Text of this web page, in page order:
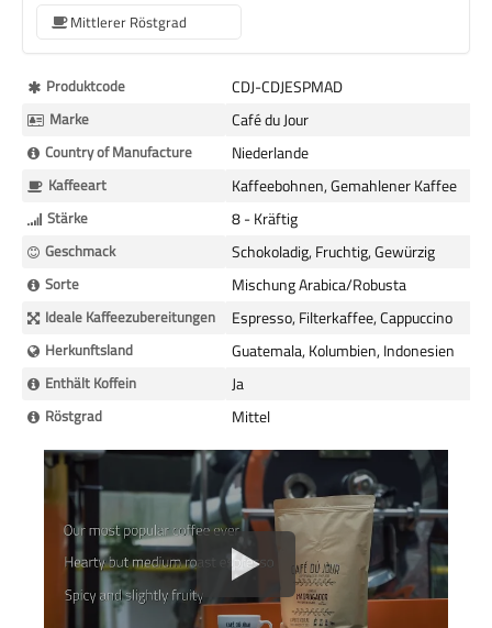
Mittlerer Röstgrad
Mehr
Informationen
Produktcode CDJ-CDJESPMAD
Marke Café du Jour
Country of Manufacture Niederlande
Kaffeeart Kaffeebohnen, Gemahlener Kaffee
Stärke 8 - Kräftig
Geschmack Schokoladig, Fruchtig, Gewürzig
Sorte Mischung Arabica/Robusta
Ideale Kaffeezubereitungen Espresso, Filterkaffee, Cappuccino
Herkunftsland Guatemala, Kolumbien, Indonesien
Enthält Koffein Ja
Röstgrad Mittel